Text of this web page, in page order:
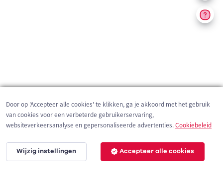
200 m
Door op 'Accepteer alle cookies' te klikken, ga je akkoord met het gebruik
van cookies voor een verbeterde gebruikerservaring,
websiteverkeersanalyse en gepersonaliseerde advertenties.Cookiebeleid
Wijzig instellingen Accepteer alle cookies